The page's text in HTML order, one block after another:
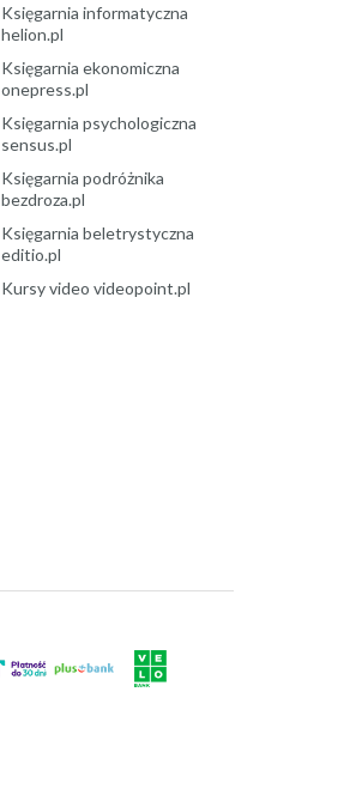
Księgarnia informatyczna
helion.pl
Księgarnia ekonomiczna
onepress.pl
Księgarnia psychologiczna
sensus.pl
Księgarnia podróżnika
bezdroza.pl
Księgarnia beletrystyczna
editio.pl
Kursy video videopoint.pl